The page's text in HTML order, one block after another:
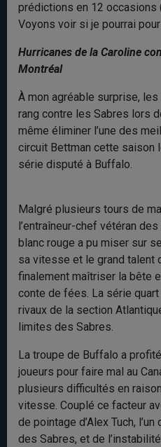
prédictions en 12 occasions
Voyons voir si je pourrai
Hurricanes de la Caroline
Montréal
À mon agréable surprise,
rang contre les Sabres lors
même éliminer l’une des
circuit Bettman cette saison
série disputé à Buffalo.
Malgré plusieurs tours de
l’entraîneur-chef vétéran
blanc rouge a pu miser sur
sa vitesse et le grand talent
finalement maîtriser la bête
conte de fées. La série
rivaux de la section
limites des Sabres.
La troupe de Buffalo a
joueurs pour faire mal au
plusieurs difficultés en
vitesse. Couplé ce facteur
de pointage d’Alex Tuch,
des Sabres, et de